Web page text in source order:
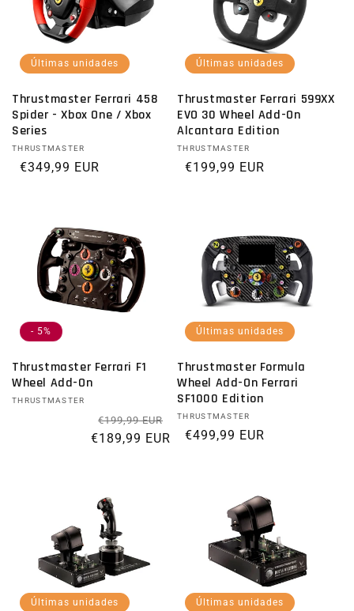
Últimas unidades
Thrustmaster Ferrari 458
Spider - Xbox One / Xbox
Series
Proveedor:
THRUSTMASTER
Precio habitual
€349,99 EUR
Últimas unidades
Thrustmaster Ferrari 599XX
EVO 30 Wheel Add-On
Alcantara Edition
Proveedor:
THRUSTMASTER
Precio habitual
€199,99 EUR
- 5%
Thrustmaster Ferrari F1
Wheel Add-On
Proveedor:
THRUSTMASTER
Precio habitual
€199,99 EUR
Precio de oferta
€189,99 EUR
Últimas unidades
Thrustmaster Formula
Wheel Add-On Ferrari
SF1000 Edition
Proveedor:
THRUSTMASTER
Precio habitual
€499,99 EUR
Últimas unidades Últimas unidades